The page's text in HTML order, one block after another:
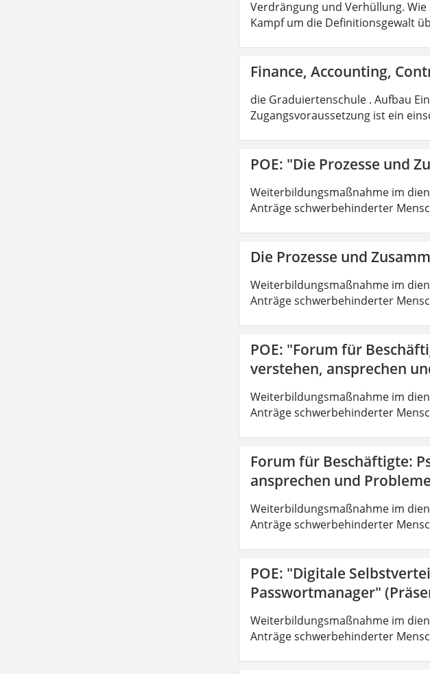
Verdrängung und Verhüllung.
Kampf um die Definitionsgewalt
Finance, Accounting,
die Graduiertenschule . Aufbau
Zugangsvoraussetzung ist ein
POE: "Die Prozesse und
Weiterbildungsmaßnahme im
Anträge schwerbehinderter
Die Prozesse und
Weiterbildungsmaßnahme im
Anträge schwerbehinderter
POE: "Forum für
verstehen, ansprechen
Weiterbildungsmaßnahme im
Anträge schwerbehinderter
Forum für Beschäftigte:
ansprechen und
Weiterbildungsmaßnahme im
Anträge schwerbehinderter
POE: "Digitale
Passwortmanager"
Weiterbildungsmaßnahme im
Anträge schwerbehinderter